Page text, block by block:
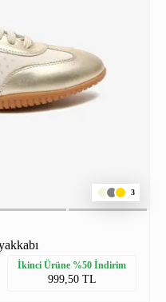
3
İkinci Ürüne %50 İndirim
999,50 TL